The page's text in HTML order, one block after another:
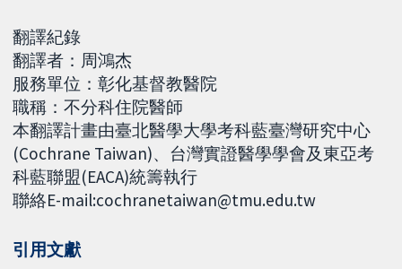
翻譯紀錄
翻譯者：周鴻杰
服務單位：彰化基督教醫院
職稱：不分科住院醫師
本翻譯計畫由臺北醫學大學考科藍臺灣研究中心
(Cochrane Taiwan)、台灣實證醫學學會及東亞考
科藍聯盟(EACA)統籌執行
聯絡E-mail:cochranetaiwan@tmu.edu.tw
引用文獻